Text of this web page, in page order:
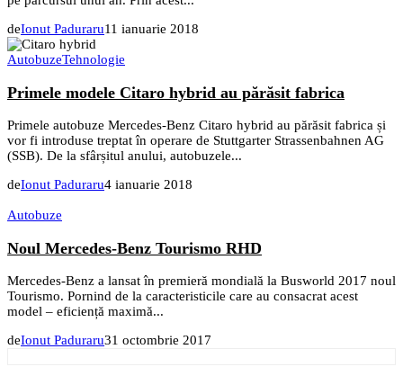
deIonut Paduraru11 ianuarie 2018
AutobuzeTehnologie
Primele modele Citaro hybrid au părăsit fabrica
Primele autobuze Mercedes-Benz Citaro hybrid au părăsit fabrica și
vor fi introduse treptat în operare de Stuttgarter Strassenbahnen AG
(SSB). De la sfârșitul anului, autobuzele...
deIonut Paduraru4 ianuarie 2018
Autobuze
Noul Mercedes-Benz Tourismo RHD
Mercedes-Benz a lansat în premieră mondială la Busworld 2017 noul
Tourismo. Pornind de la caracteristicile care au consacrat acest
model – eficiență maximă...
deIonut Paduraru31 octombrie 2017